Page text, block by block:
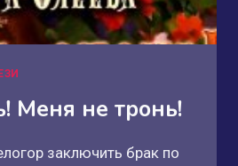
Меня не тронь!
заключить брак по